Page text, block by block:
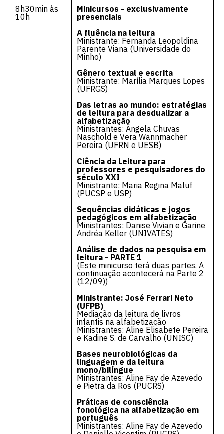
8h30min às
10h
Minicursos - exclusivamente
presenciais
A fluência na leitura
Ministrante: Fernanda Leopoldina
Parente Viana (Universidade do
Minho)
Gênero textual e escrita
Ministrante: Marília Marques Lopes
(UFRGS)
Das letras ao mundo: estratégias
de leitura para desdualizar a
alfabetização
Ministrantes: Ângela Chuvas
Naschold e Vera Wannmacher
Pereira (UFRN e UESB)
Ciência da Leitura para
professores e pesquisadores do
século XXI
Ministrante: Maria Regina Maluf
(PUCSP e USP)
Sequências didáticas e jogos
pedagógicos em alfabetização
Ministrantes: Danise Vivian e Garine
Andréa Keller (UNIVATES)
Análise de dados na pesquisa em
leitura - PARTE 1
(Este minicurso terá duas partes. A
continuação acontecerá na Parte 2
(12/09))
Ministrante: José Ferrari Neto
(UFPB)
Mediação da leitura de livros
infantis na alfabetização
Ministrantes: Aline Elisabete Pereira
e Kadine S. de Carvalho (UNISC)
Bases neurobiológicas da
linguagem e da leitura
mono/bilíngue
Ministrantes: Aline Fay de Azevedo
e Pietra da Ros (PUCRS)
Práticas de consciência
fonológica na alfabetização em
português
Ministrantes: Aline Fay de Azevedo